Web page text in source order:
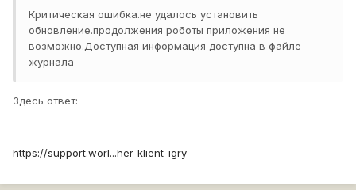
Критическая ошибка.не удалось установить
обновление.продолжения роботы приложения не
возможно.Доступная информация доступна в файле
журнала
Здесь ответ:
https://support.worl...her-klient-igry